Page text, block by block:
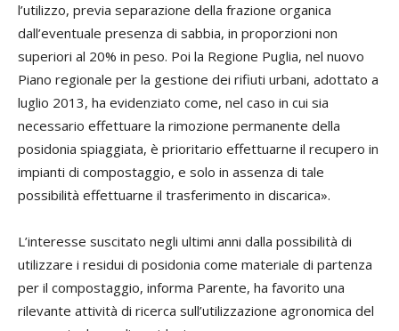
l’utilizzo, previa separazione della frazione organica
dall’eventuale presenza di sabbia, in proporzioni non
superiori al 20% in peso. Poi la Regione Puglia, nel nuovo
Piano regionale per la gestione dei rifiuti urbani, adottato a
luglio 2013, ha evidenziato come, nel caso in cui sia
necessario effettuare la rimozione permanente della
posidonia spiaggiata, è prioritario effettuarne il recupero in
impianti di compostaggio, e solo in assenza di tale
possibilità effettuarne il trasferimento in discarica».
L’interesse suscitato negli ultimi anni dalla possibilità di
utilizzare i residui di posidonia come materiale di partenza
per il compostaggio, informa Parente, ha favorito una
rilevante attività di ricerca sull’utilizzazione agronomica del